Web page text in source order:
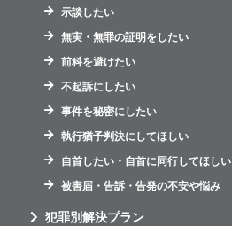
示談したい
無実・無罪の証明をしたい
前科を避けたい
不起訴にしたい
事件を秘密にしたい
執行猶予判決にしてほしい
自首したい・自首に同行してほしい
被害届・告訴・告発の不安や悩み
犯罪別解決プラン